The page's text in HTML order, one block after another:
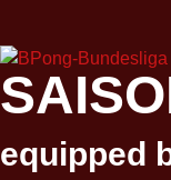
equipped